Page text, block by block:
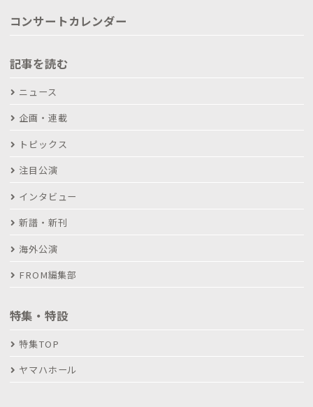
コンサートカレンダー
記事を読む
ニュース
企画・連載
トピックス
注目公演
インタビュー
新譜・新刊
海外公演
FROM編集部
特集・特設
特集TOP
ヤマハホール